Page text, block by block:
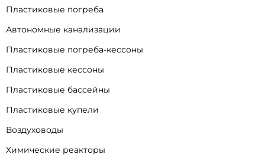
Пластиковые погреба
Автономные канализации
Пластиковые погреба-кессоны
Пластиковые кессоны
Пластиковые бассейны
Пластиковые купели
Воздуховоды
Химические реакторы